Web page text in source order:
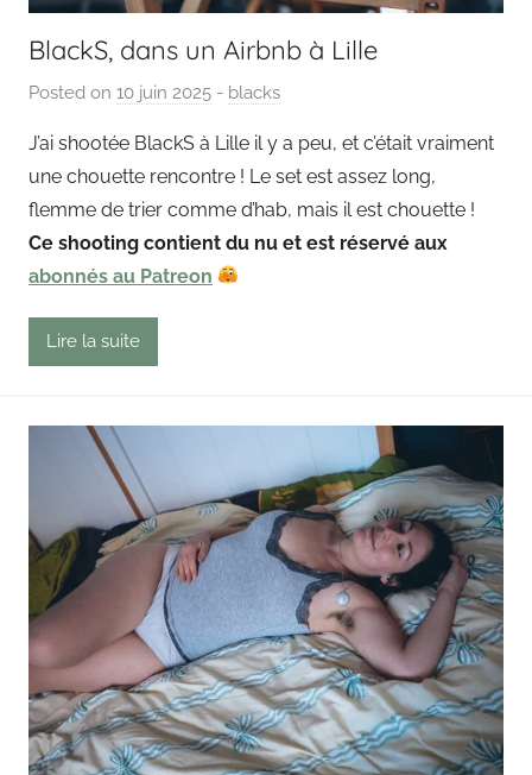
BlackS, dans un Airbnb à Lille
Posted on 10 juin 2025 b
P
a
n
g
- blacks
J’ai shootée BlackS à Lille il y a peu, et c’était vraiment
une chouette rencontre ! Le set est assez long,
flemme de trier comme d’hab, mais il est chouette !
Ce shooting contient du nu et est réservé aux
abonnés au Patreon
Lire la suite